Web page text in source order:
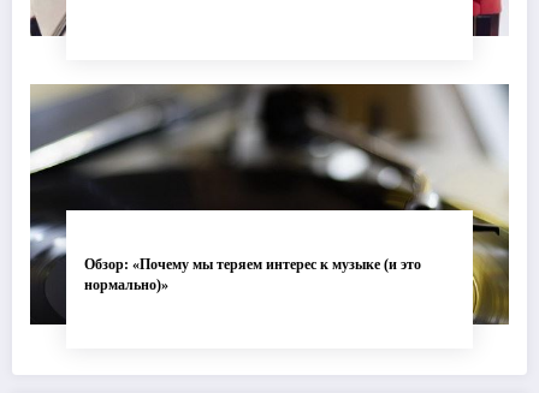
Обзор: «Почему мы теряем интерес к музыке (и это
нормально)»